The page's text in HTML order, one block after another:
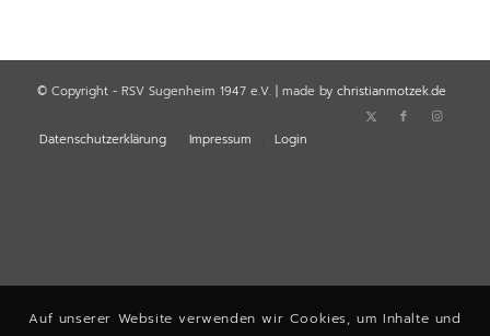
© Copyright - RSV Sugenheim 1947 e.V. | made by christianmotzek.de
Datenschutzerklärung Impressum Login
Auf unserer Website verwenden wir Cookies, um Inhalte und